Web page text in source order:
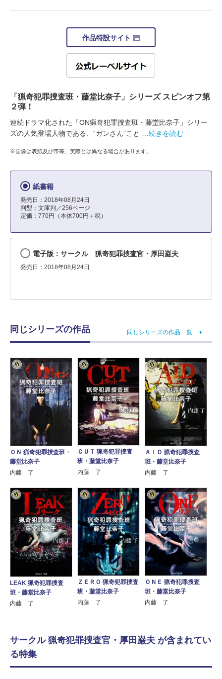
作品特設サイト
「猟奇犯罪捜査班・藤堂比奈子」シリーズ スピンオフ第
２弾！
連続ドラマ化された「ON猟奇犯罪捜査班・藤堂比奈子」シリー
ズの人気登場人物である、“ガンさん”こと
…続きを読む
※画像は表紙及び帯等、実際とは異なる場合があります。
紙書籍
発売日：2018年08月24日
判型：文庫判／256ページ
定価：770円（本体700円＋税）
電子版：サークル 猟奇犯罪捜査官・厚田巌夫
発売日：2018年08月24日
同じシリーズの作品 同じシリーズの作品一覧
ＯＮ 猟奇犯罪捜査班・
藤堂比奈子
内藤 了
ＣＵＴ 猟奇犯罪捜査
班・藤堂比奈子
内藤 了
ＡＩＤ 猟奇犯罪捜査
班・藤堂比奈子
内藤 了
LEAK 猟奇犯罪捜査
班・藤堂比奈子
内藤 了
ＺＥＲＯ 猟奇犯罪捜査
班・藤堂比奈子
内藤 了
ＯＮＥ 猟奇犯罪捜査
班・藤堂比奈子
内藤 了
サークル 猟奇犯罪捜査官・厚田巌夫 が含まれてい
る特集